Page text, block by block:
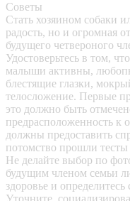
Советы
Стать хозяином собаки
радость, но и огромная
будущего четвероного
Удостоверьтесь в том,
малыши активны,
блестящие глазки,
телосложение. Первые
это должно быть
предрасположенность к
должны предоставить
потомство прошли
Не делайте выбор по
будущим членом семьи
здоровье и определитесь